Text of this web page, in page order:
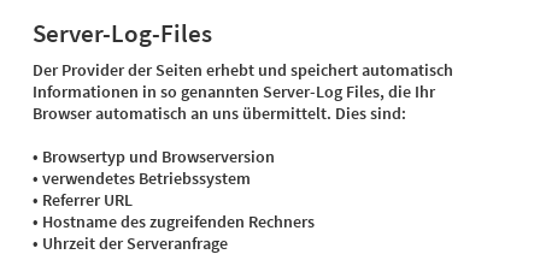
Server-Log-Files
Der Provider der Seiten erhebt und speichert automatisch
Informationen in so genannten Server-Log Files, die Ihr
Browser automatisch an uns übermittelt. Dies sind:
• Browsertyp und Browserversion
• verwendetes Betriebssystem
• Referrer URL
• Hostname des zugreifenden Rechners
• Uhrzeit der Serveranfrage